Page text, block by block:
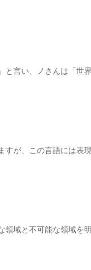
言い、ノさんは「世
が、この言語には表
域と不可能な領域を